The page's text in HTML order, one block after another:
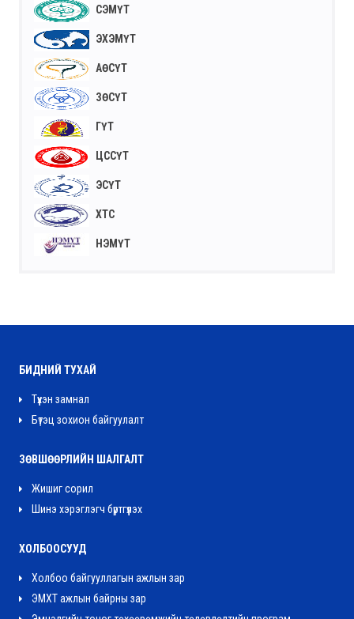
СЭМҮТ
ЭХЭМҮТ
АӨСҮТ
ЗӨСҮТ
ГҮТ
ЦССҮТ
ЭСҮТ
ХТС
НЭМҮТ
БИДНИЙ ТУХАЙ
Түүхэн замнал
Бүтэц зохион байгуулалт
ЗӨВШӨӨРЛИЙН ШАЛГАЛТ
Жишиг сорил
Шинэ хэрэглэгч бүртгүүлэх
ХОЛБООСУУД
Холбоо байгууллагын ажлын зар
ЭМХТ ажлын байрны зар